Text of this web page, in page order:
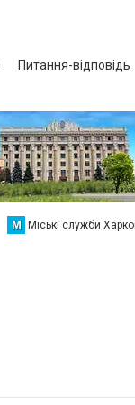
Питання-відповідь
М Міські служби